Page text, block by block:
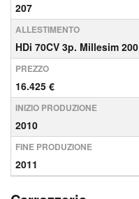
207
ALLESTIMENTO
HDi 70CV 3p. Millesim 200
PREZZO
16.425 €
INIZIO PRODUZIONE
2010
FINE PRODUZIONE
2011